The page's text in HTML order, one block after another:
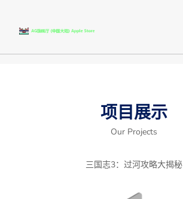
项目展示
Our Projects
三国志3：过河攻略大揭秘